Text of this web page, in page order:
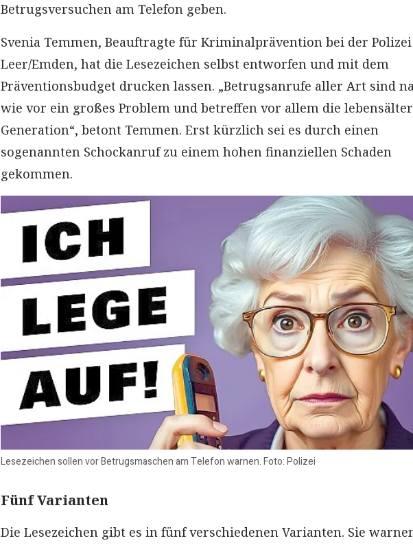
Betrugsversuchen am Telefon geben.
Svenia Temmen, Beauftragte für Kriminalprävention bei der Polizei
Leer/Emden, hat die Lesezeichen selbst entworfen und mit dem
Präventionsbudget drucken lassen. „Betrugsanrufe aller Art sind
wie vor ein großes Problem und betreffen vor allem die
Generation“, betont Temmen. Erst kürzlich sei es durch einen
sogenannten Schockanruf zu einem hohen finanziellen Schaden
gekommen.
Lesezeichen sollen vor Betrugsmaschen am Telefon warnen. Foto: Polizei
Fünf Varianten
Die Lesezeichen gibt es in fünf verschiedenen Varianten. Sie